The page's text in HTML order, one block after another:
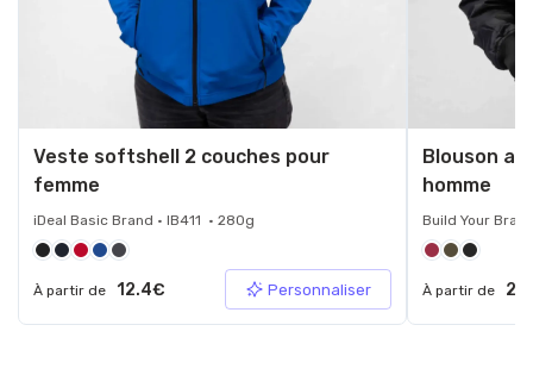
Veste softshell 2 couches pour
femme
iDeal Basic Brand • IB411 • 280g
À partir de 12.4€ Personnaliser
Blouson
homme
Build Your
À partir de